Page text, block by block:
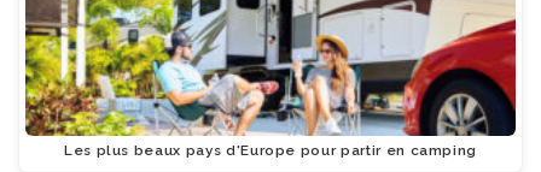
Les plus beaux pays d'Europe pour partir en camping